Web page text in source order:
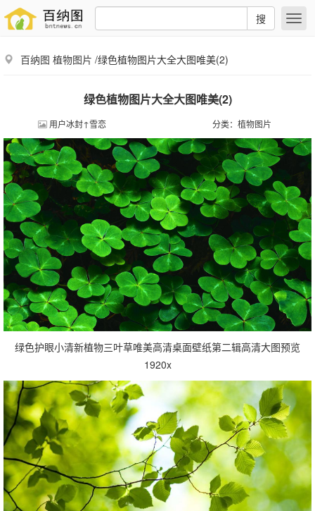
搜
百纳图 植物图片 /绿色植物图片大全大图唯美(2)
绿色植物图片大全大图唯美(2)
用户冰封↑雪恋 分类： 植物图片
绿色护眼小清新植物三叶草唯美高清桌面壁纸第二辑高清大图预览
1920x